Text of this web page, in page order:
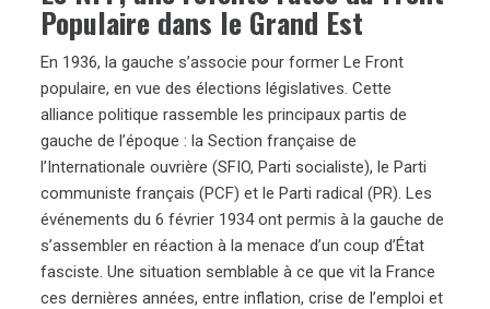
Populaire dans le Grand Est
En 1936, la gauche s’associe pour former Le Front
populaire, en vue des élections législatives. Cette
alliance politique rassemble les principaux partis de
gauche de l’époque : la Section française de
l’Internationale ouvrière (SFIO, Parti socialiste), le Parti
communiste français (PCF) et le Parti radical (PR). Les
événements du 6 février 1934 ont permis à la gauche de
s’assembler en réaction à la menace d’un coup d’État
fasciste. Une situation semblable à ce que vit la France
ces dernières années, entre inflation, crise de l’emploi et